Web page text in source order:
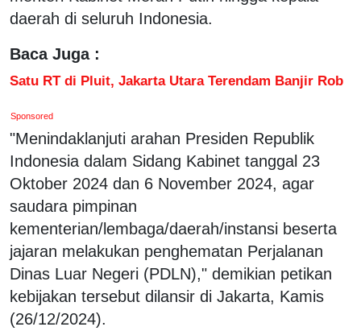
daerah di seluruh Indonesia.
Baca Juga :
Satu RT di Pluit, Jakarta Utara Terendam Banjir Rob
Sponsored
"Menindaklanjuti arahan Presiden Republik
Indonesia dalam Sidang Kabinet tanggal 23
Oktober 2024 dan 6 November 2024, agar
saudara pimpinan
kementerian/lembaga/daerah/instansi beserta
jajaran melakukan penghematan Perjalanan
Dinas Luar Negeri (PDLN)," demikian petikan
kebijakan tersebut dilansir di Jakarta, Kamis
(26/12/2024).